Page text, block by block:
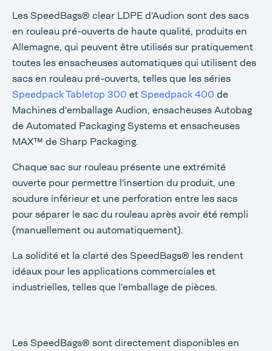
Les SpeedBags® clear LDPE d'Audion sont des sacs
en rouleau pré-ouverts de haute qualité, produits en
Allemagne, qui peuvent être utilisés sur pratiquement
toutes les ensacheuses automatiques qui utilisent des
sacs en rouleau pré-ouverts, telles que les séries
Speedpack Tabletop 300 etSpeedpack 400 de
Machines d'emballage Audion, ensacheuses Autobag
de Automated Packaging Systems et ensacheuses
MAX™ de Sharp Packaging.
Chaque sac sur rouleau présente une extrémité
ouverte pour permettre l'insertion du produit, une
soudure inférieur et une perforation entre les sacs
pour séparer le sac du rouleau après avoir été rempli
(manuellement ou automatiquement).
La solidité et la clarté des SpeedBags® les rendent
idéaux pour les applications commerciales et
industrielles, telles que l'emballage de pièces.
Les SpeedBags® sont directement disponibles en